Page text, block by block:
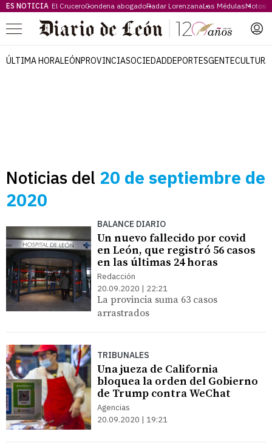
ES NOTICIA El CruceroCondena abogadoRadar LorenzanaLas MédulasMotos
Menú
ÚLTIMA HORALEÓNPROVINCIASOCIEDADDEPORTESGENTECULTURA
Noticias del 20 de septiembre de
2020
BALANCE DIARIO
Un nuevo fallecido por covid
en León, que registró 56 casos
en las últimas 24 horas
Redacción
20.09.2020 | 22:21
La provincia suma 63 casos
arrastrados
TRIBUNALES
Una jueza de California
bloquea la orden del Gobierno
de Trump contra WeChat
Agencias
20.09.2020 | 19:21